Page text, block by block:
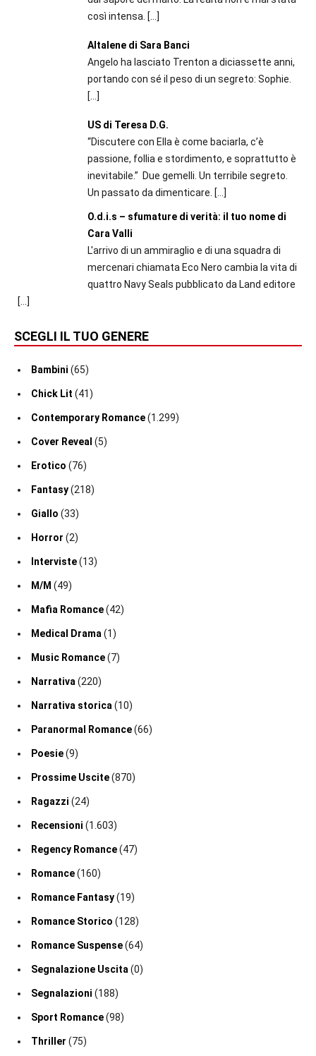
così intensa. […]
Altalene di Sara Banci
Angelo ha lasciato Trenton a diciassette anni,
portando con sé il peso di un segreto: Sophie.
[…]
US di Teresa D.G.
“Discutere con Ella è come baciarla, c’è
passione, follia e stordimento, e soprattutto è
inevitabile.” Due gemelli. Un terribile segreto.
Un passato da dimenticare. […]
O.d.i.s – sfumature di verità: il tuo nome di
Cara Valli
L'arrivo di un ammiraglio e di una squadra di
mercenari chiamata Eco Nero cambia la vita di
quattro Navy Seals pubblicato da Land editore
[…]
SCEGLI IL TUO GENERE
Bambini (65)
Chick Lit (41)
Contemporary Romance(1.299)
Cover Reveal (5)
Erotico (76)
Fantasy(218)
Giallo (33)
Horror (2)
Interviste(13)
M/M (49)
Mafia Romance(42)
Medical Drama (1)
Music Romance(7)
Narrativa (220)
Narrativa storica (10)
Paranormal Romance(66)
Poesie(9)
Prossime Uscite(870)
Ragazzi (24)
Recensioni (1.603)
Regency Romance(47)
Romance(160)
Romance Fantasy(19)
Romance Storico (128)
Romance Suspense(64)
Segnalazione Uscita (0)
Segnalazioni (188)
Sport Romance(98)
Thriller (75)